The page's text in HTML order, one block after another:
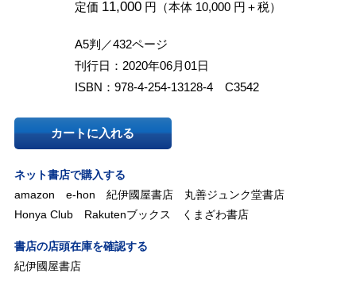
定価 11,000 円（本体 10,000 円＋税）
A5判／432ページ
刊行日：2020年06月01日
ISBN：978-4-254-13128-4 C3542
カートに入れる
ネット書店で購入する
amazon
e-hon 紀伊國屋書店
丸善ジュンク堂書店
Honya Club
Rakutenブックス くまざわ書店
書店の店頭在庫を確認する
紀伊國屋書店